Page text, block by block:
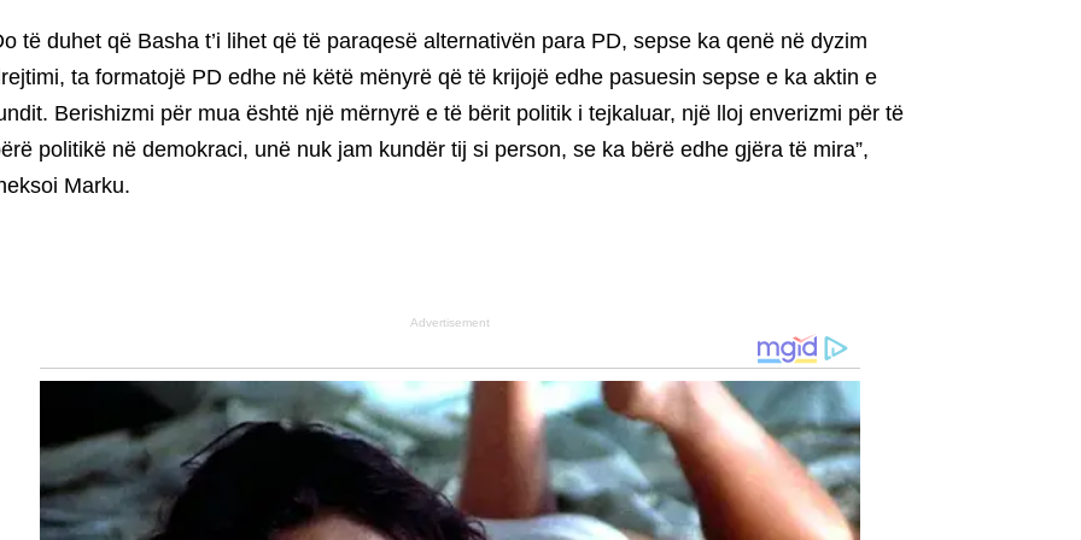
të duhet që Basha t’i lihet që të paraqesë alternativën para PD, sepse ka qenë në dyzim
ta formatojë PD edhe në këtë mënyrë që të krijojë edhe pasuesin sepse e ka aktin e
Berishizmi për mua është një mërnyrë e të bërit politik i tejkaluar, një lloj enverizmi për të
politikë në demokraci, unë nuk jam kundër tij si person, se ka bërë edhe gjëra të mira”,
Marku.
Advertisement